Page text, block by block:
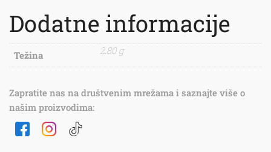
Dodatne informacije
Težina 2.80 g
Zapratite nas na društvenim mrežama i saznajte više o
našim proizvodima: